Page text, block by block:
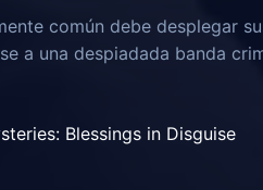
común debe desplegar
a una despiadada banda
Blessings in Disguise